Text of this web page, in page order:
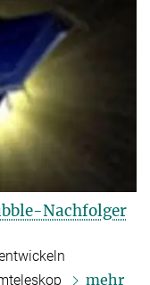
Nachfolger
mehr